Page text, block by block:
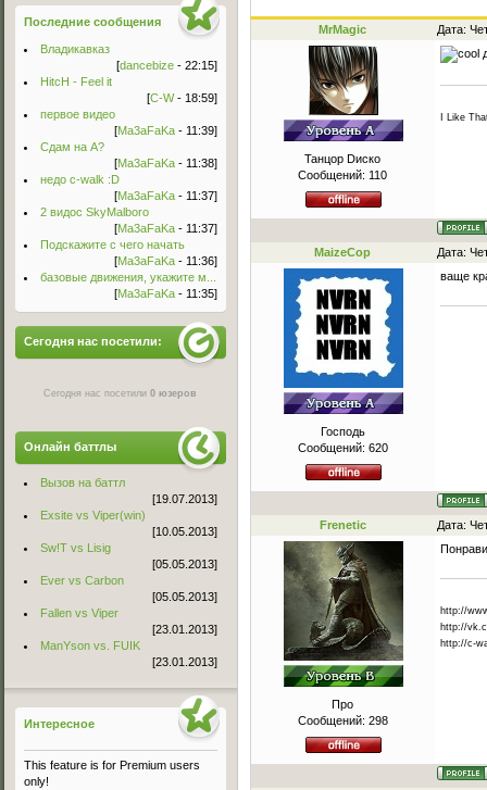
MrMagic Дата:
Танцор Dиско
Сообщений: 110
I Like
MaizeCop Дата:
Господь
Сообщений: 620
ваще
Frenetic Дата:
Про
Сообщений: 298
http://
http://
http://c-
Последние сообщения
Владикавказ
[dancebize - 22:15]
HitcH - Feel it
[C-W- 18:59]
первое видео
[Ma3aFaKa - 11:39]
Сдам на А?
[Ma3aFaKa - 11:38]
недо c-walk :D
[Ma3aFaKa - 11:37]
2 видос SkyMalboro
[Ma3aFaKa - 11:37]
Подскажите с чего начать
[Ma3aFaKa - 11:36]
базовые движения, укажите м...
[Ma3aFaKa - 11:35]
Сегодня нас посетили:
Сегодня нас посетили0 юзеров
Онлайн баттлы
Вызов на баттл
[19.07.2013]
Exsite vs Viper(win)
[10.05.2013]
Sw!T vs Lisig
[05.05.2013]
Ever vs Carbon
[05.05.2013]
Fallen vs Viper
[23.01.2013]
ManYson vs. FUIK
[23.01.2013]
Интересное
This feature is for Premium users
only!